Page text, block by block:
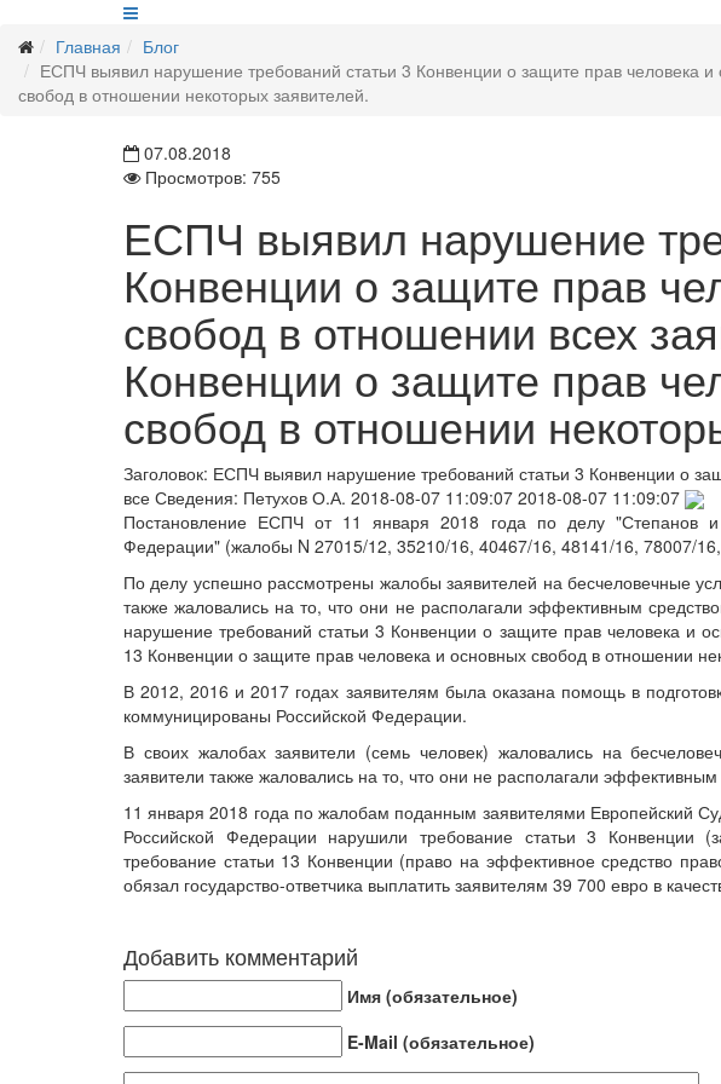
Главная
Блог
ЕСПЧ выявил нарушение требований статьи 3 Конвенции о защите прав человека
свобод в отношении некоторых заявителей.
07.08.2018
Просмотров: 755
ЕСПЧ выявил нарушение
Конвенции о защите прав
свобод в отношении всех
Конвенции о защите прав
свобод в отношении
Заголовок: ЕСПЧ выявил нарушение требований статьи 3 Конвенции о
все Сведения: Петухов О.А. 2018-08-07 11:09:07 2018-08-07 11:09:07
Постановление ЕСПЧ от 11 января 2018 года по делу "Степанов
Федерации" (жалобы N 27015/12, 35210/16, 40467/16, 48141/16, 78007/
По делу успешно рассмотрены жалобы заявителей на бесчеловечные
также жаловались на то, что они не располагали эффективным
нарушение требований статьи 3 Конвенции о защите прав человека и
13 Конвенции о защите прав человека и основных свобод в отношении
В 2012, 2016 и 2017 годах заявителям была оказана помощь в
коммуницированы Российской Федерации.
В своих жалобах заявители (семь человек) жаловались на
заявители также жаловались на то, что они не располагали
11 января 2018 года по жалобам поданным заявителями Европейский
Российской Федерации нарушили требование статьи 3 Конвенции
требование статьи 13 Конвенции (право на эффективное средство
обязал государство-ответчика выплатить заявителям 39 700 евро в
Добавить комментарий
Имя (обязательное)
E-Mail (обязательное)